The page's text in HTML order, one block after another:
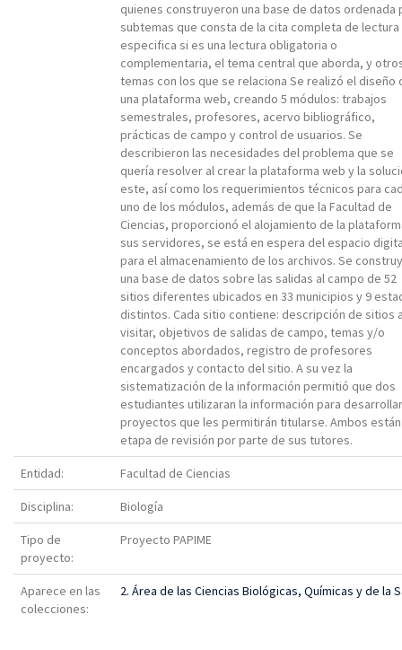
quienes construyeron una base de datos ordenada
subtemas que consta de la cita completa de lectura
especifica si es una lectura obligatoria o
complementaria, el tema central que aborda, y
temas con los que se relaciona Se realizó el diseño
una plataforma web, creando 5 módulos: trabajos
semestrales, profesores, acervo bibliográfico,
prácticas de campo y control de usuarios. Se
describieron las necesidades del problema que se
quería resolver al crear la plataforma web y la
este, así como los requerimientos técnicos para
uno de los módulos, además de que la Facultad de
Ciencias, proporcionó el alojamiento de la
sus servidores, se está en espera del espacio
para el almacenamiento de los archivos. Se
una base de datos sobre las salidas al campo de 52
sitios diferentes ubicados en 33 municipios y 9
distintos. Cada sitio contiene: descripción de sitios
visitar, objetivos de salidas de campo, temas y/o
conceptos abordados, registro de profesores
encargados y contacto del sitio. A su vez la
sistematización de la información permitió que dos
estudiantes utilizaran la información para desarrollar
proyectos que les permitirán titularse. Ambos
etapa de revisión por parte de sus tutores.
Entidad: Facultad de Ciencias
Disciplina: Biología
Tipo de
proyecto:
Proyecto PAPIME
Aparece en las
colecciones:
2. Área de las Ciencias Biológicas, Químicas y de la